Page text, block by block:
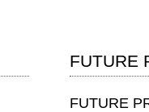
FUTURE
FUTURE